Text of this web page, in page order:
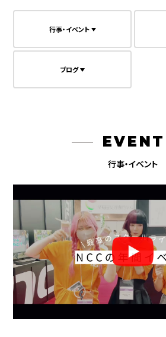
行事・イベント
ブログ
EVENT
行事・イベント